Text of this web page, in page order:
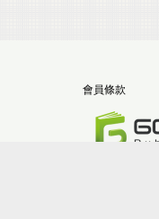
會員條款